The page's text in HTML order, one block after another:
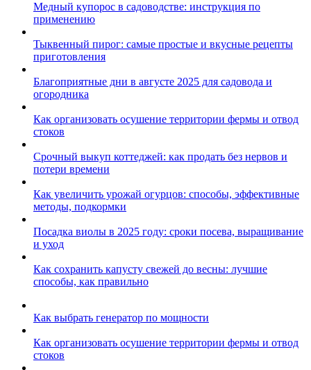
Медный купорос в садоводстве: инструкция по
применению
Тыквенный пирог: самые простые и вкусные рецепты
приготовления
Благоприятные дни в августе 2025 для садовода и
огородника
Как организовать осушение территории фермы и отвод
стоков
Срочный выкуп коттеджей: как продать без нервов и
потери времени
Как увеличить урожай огурцов: способы, эффективные
методы, подкормки
Посадка виолы в 2025 году: сроки посева, выращивание
и уход
Как сохранить капусту свежей до весны: лучшие
способы, как правильно
Как выбрать генератор по мощности
Как организовать осушение территории фермы и отвод
стоков